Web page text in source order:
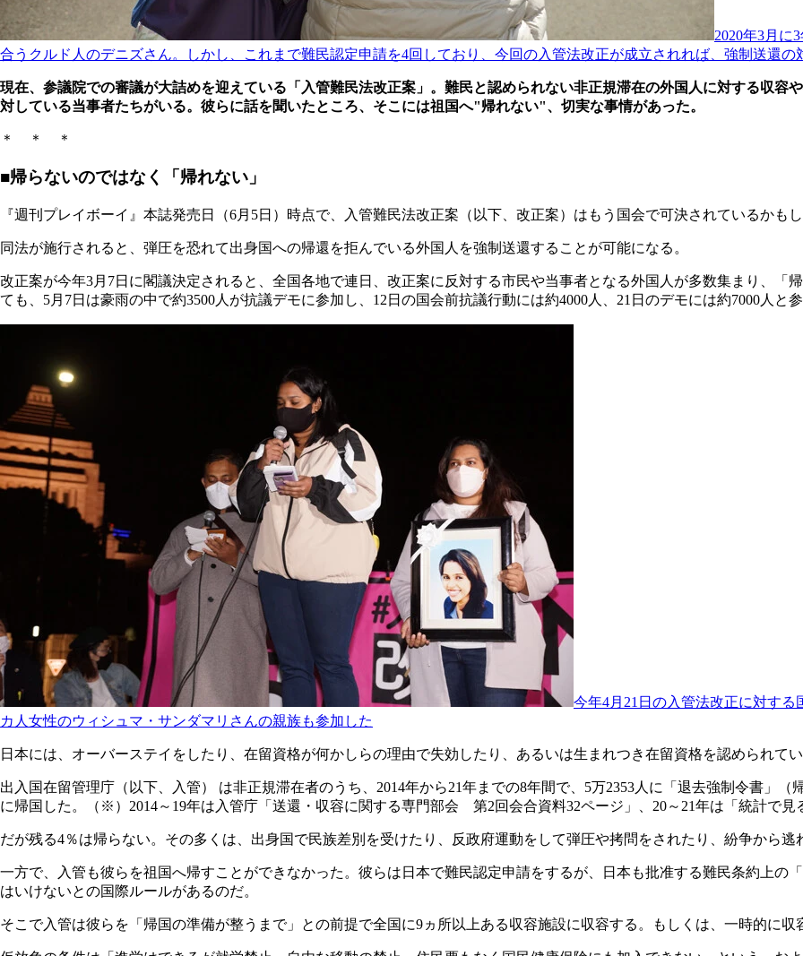
2020年3月に
合うクルド人のデニズさん。しかし、これまで難民認定申請を4回しており、今回の入管法改正が成立されれば、強制送還の
現在、参議院での審議が大詰めを迎えている「入管難民法改正案」。難民と認められない非正規滞在の外国人に対する収容
対している当事者たちがいる。彼らに話を聞いたところ、そこには祖国へ"帰れない"、切実な事情があった。
＊ ＊ ＊
■帰らないのではなく「帰れない」
『週刊プレイボーイ』本誌発売日（6月5日）時点で、入管難民法改正案（以下、改正案）はもう国会で可決されているかもし
同法が施行されると、弾圧を恐れて出身国への帰還を拒んでいる外国人を強制送還することが可能になる。
改正案が今年3月7日に閣議決定されると、全国各地で連日、改正案に反対する市民や当事者となる外国人が多数集まり、「
ても、5月7日は豪雨の中で約3500人が抗議デモに参加し、12日の国会前抗議行動には約4000人、21日のデモには約7000人と
今年4月21日の入管法改正に対す
カ人女性のウィシュマ・サンダマリさんの親族も参加した
日本には、オーバーステイをしたり、在留資格が何かしらの理由で失効したり、あるいは生まれつき在留資格を認められて
出入国在留管理庁（以下、入管） は非正規滞在者のうち、2014年から21年までの8年間で、5万2353人に「退去強制令書」
に帰国した。（※）2014～19年は入管庁「送還・収容に関する専門部会 第2回会合資料32ページ」、20～21年は「統計で見
だが残る4％は帰らない。その多くは、出身国で民族差別を受けたり、反政府運動をして弾圧や拷問をされたり、紛争から逃
一方で、入管も彼らを祖国へ帰すことができなかった。彼らは日本で難民認定申請をするが、日本も批准する難民条約上の
はいけないとの国際ルールがあるのだ。
そこで入管は彼らを「帰国の準備が整うまで」との前提で全国に9ヵ所以上ある収容施設に収容する。もしくは、一時的に収